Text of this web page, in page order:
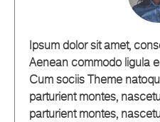
Ipsum dolor sit amet,
Aenean commodo ligula
Cum sociis Theme
parturient montes,
parturient montes,